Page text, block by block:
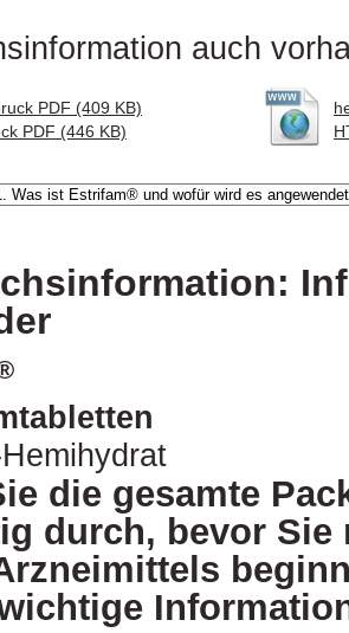
auch
PDF (409 KB)
PDF (446 KB)
die gesamte
durch, bevor Sie